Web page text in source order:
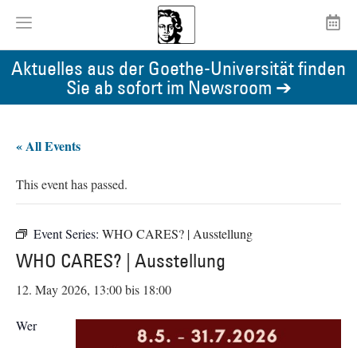
Aktuelles aus der Goethe-Universität finden
Sie ab sofort im Newsroom ➔
« All Events
This event has passed.
Event Series: WHO CARES? | Ausstellung
WHO CARES? | Ausstellung
12. May 2026, 13:00bis 18:00
Wer